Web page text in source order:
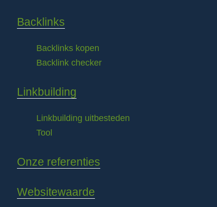
Backlinks
Backlinks kopen
Backlink checker
Linkbuilding
Linkbuilding uitbesteden
Tool
Onze referenties
Websitewaarde